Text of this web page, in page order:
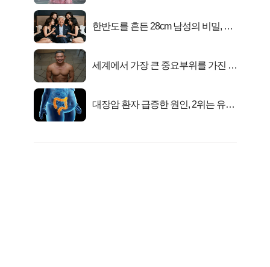
한반도를 흔든 28cm 남성의 비밀, 매
세계에서 가장 큰 중요부위를 가진 남
대장암 환자 급증한 원인, 2위는 유산